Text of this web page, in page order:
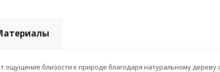
близости к природе благодаря натуральному дереву